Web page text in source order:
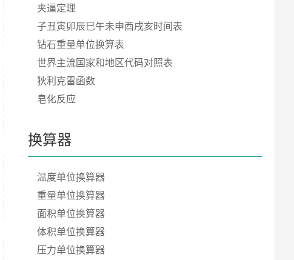
夹逼定理
子丑寅卯辰巳午未申酉戌亥时间表
钻石重量单位换算表
世界主流国家和地区代码对照表
狄利克雷函数
皂化反应
换算器
温度单位换算器
重量单位换算器
面积单位换算器
体积单位换算器
压力单位换算器